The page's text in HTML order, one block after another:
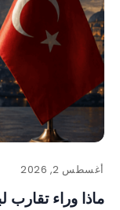
أغسطس 2, 2026
ماذا وراء تقارب